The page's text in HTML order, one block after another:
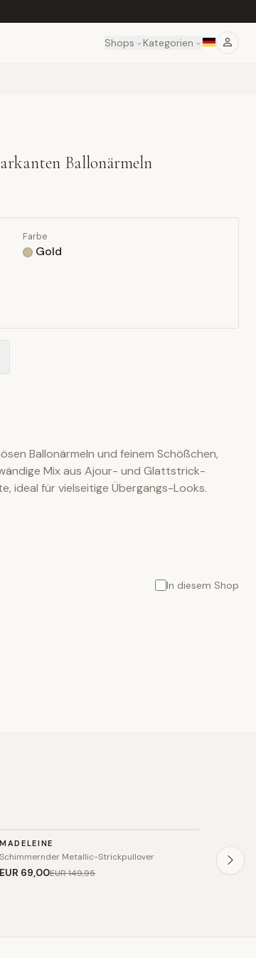
Shops Kategorien
Ballonärmeln
Farbe
Gold
Ballonärmeln und feinem Schößchen,
Mix aus Ajour- und Glattstrick-
ideal für vielseitige Übergangs-Looks.
In diesem Shop
SALE
MADELEINE
Schimmernder Metallic-Strickpullover
EUR 69,00EUR 149,95
SALE
EUR 49